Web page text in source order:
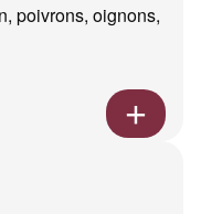
poivrons, oignons,